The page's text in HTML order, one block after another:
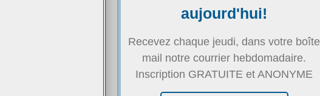
aujourd'hui!
Recevez chaque jeudi, dans votre boîte
mail notre courrier hebdomadaire.
Inscription GRATUITE et ANONYME